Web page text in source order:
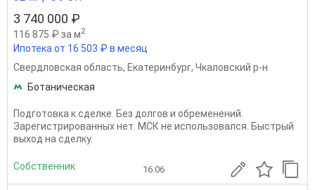
3 740 000 ₽
116 875 ₽ за м2
Ипотека от 16 503 ₽ в месяц
Свердловская область, Екатеринбург, Чкаловский р-н
Ботаническая
Подготовка к сделке. Без долгов и обременений.
Зарегистрированных нет. МСК не использовался. Быстрый
выход на сделку.
Собственник 16.06